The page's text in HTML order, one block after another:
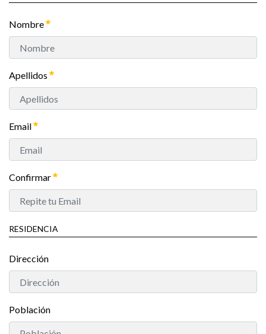
Nombre
Apellidos
Email
Confirmar
RESIDENCIA
Dirección
Población